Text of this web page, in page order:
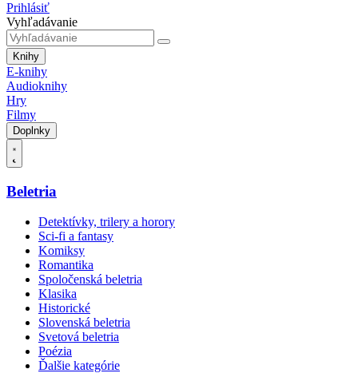
Prihlásiť
Vyhľadávanie
Knihy
E-knihy
Audioknihy
Hry
Filmy
Doplnky
Beletria
Detektívky, trilery a horory
Sci-fi a fantasy
Komiksy
Romantika
Spoločenská beletria
Klasika
Historické
Slovenská beletria
Svetová beletria
Poézia
Ďalšie kategórie